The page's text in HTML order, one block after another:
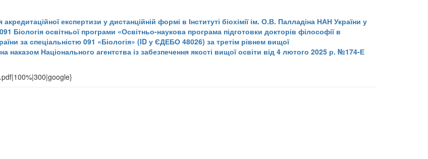
експертизи у дистанційній формі в Інституті біохімії ім. О.В. Палладіна НАН України у
Біологія освітньої програми «Освітньо-наукова програма підготовки докторів філософії в
за спеціальністю 091 «Біологія» (ID у ЄДЕБО 48026) за третім рівнем вищої
Національного агентства із забезпечення якості вищої освіти від 4 лютого 2025 р. №174-Е
року № 174 - Е